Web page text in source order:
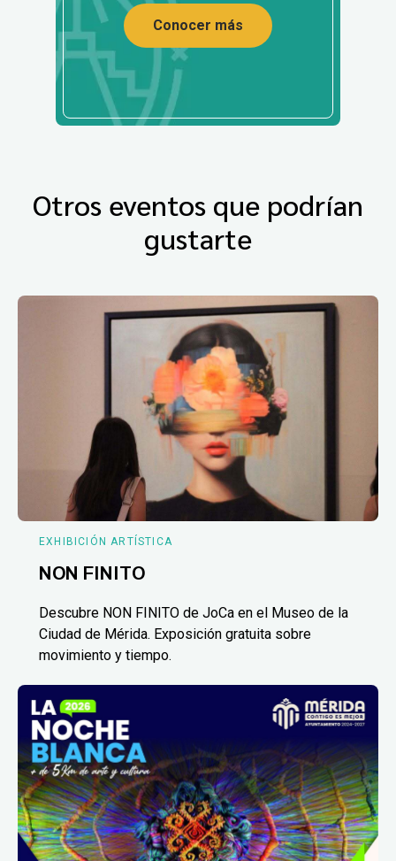
Conocer más
Otros eventos que podrían
gustarte
EXHIBICIÓN ARTÍSTICA
NON FINITO
Descubre NON FINITO de JoCa en el Museo de la
Ciudad de Mérida. Exposición gratuita sobre
movimiento y tiempo.